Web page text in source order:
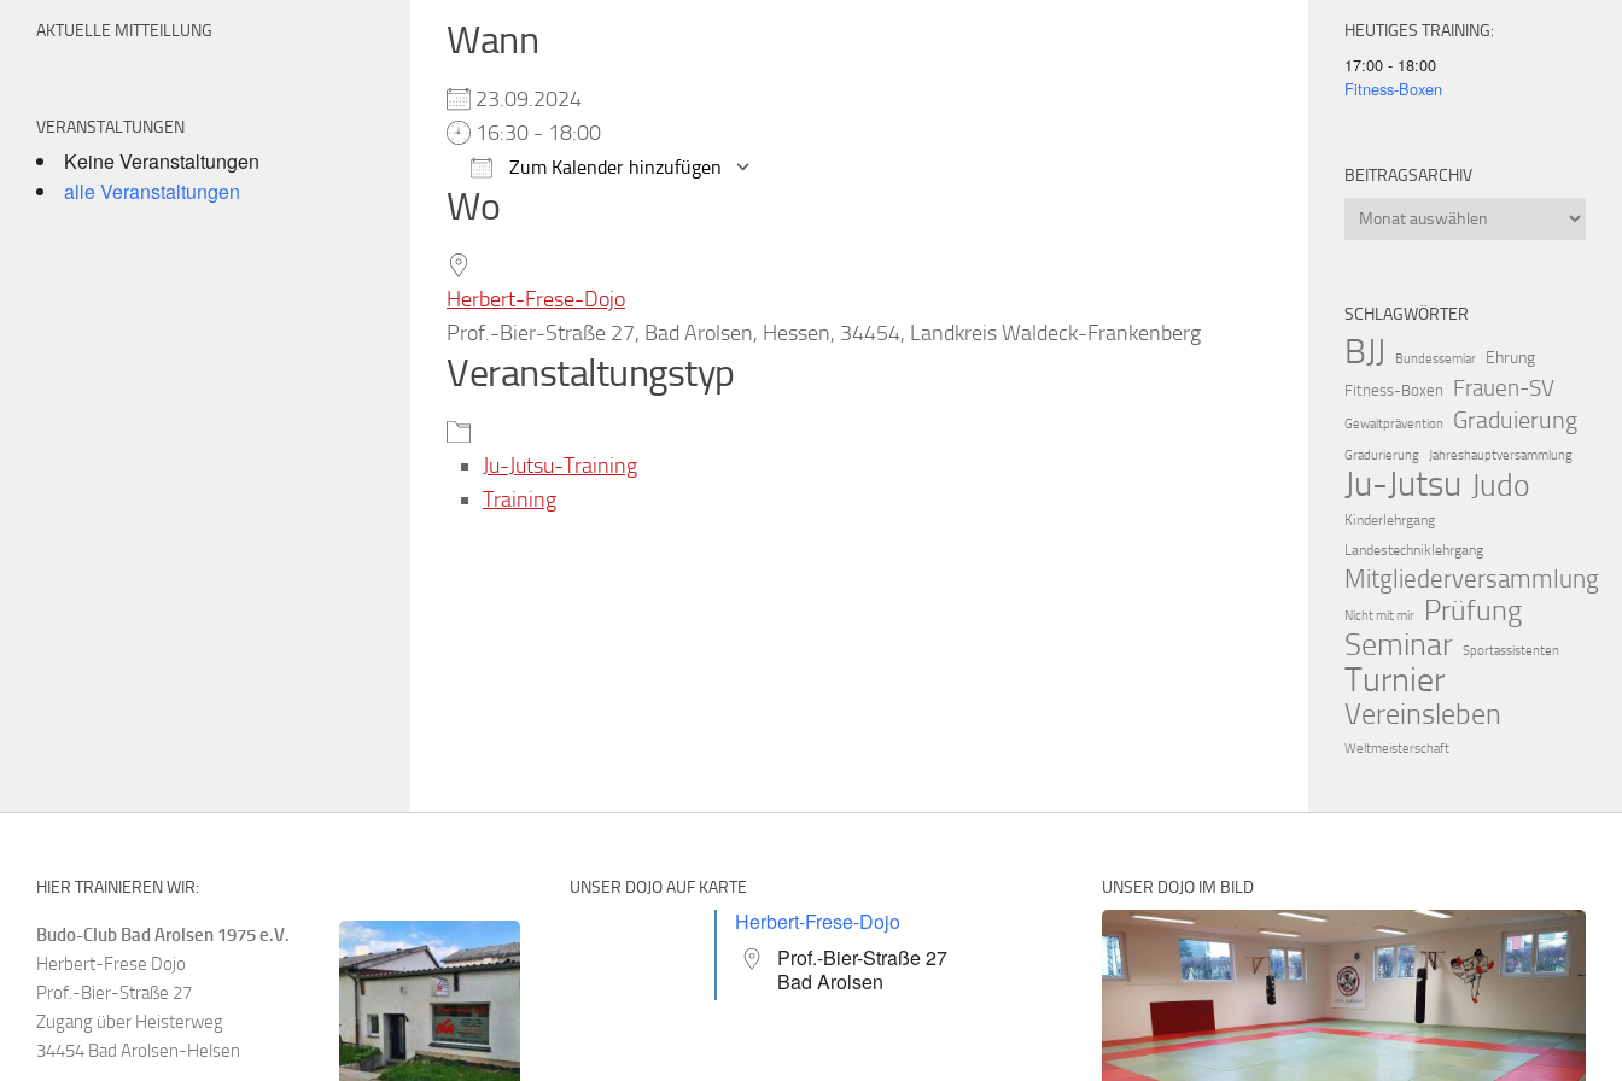
Wann
23.09.2024
16:30 - 18:00
Zum Kalender hinzufügen
ICS herunterladen
Wo
Herbert-Frese-Dojo
Prof.-Bier-Straße 27, Bad Arolsen, Hessen, 34454, Landkreis Waldeck-Frankenberg
Veranstaltungstyp
Ju-Jutsu-Training
Training
AKTUELLE MITTEILLUNG
VERANSTALTUNGEN
Keine Veranstaltungen
alle Veranstaltungen
HEUTIGES TRAINING:
17:00 - 18:00
Fitness-Boxen
BEITRAGSARCHIV
Beitragsarchiv
SCHLAGWÖRTER
BJJ Bundessemiar Ehrung
Fitness-Boxen Frauen-SV
Gewaltprävention Graduierung
Gradurierung Jahreshauptversammlung
Ju-Jutsu Judo
Kinderlehrgang
Landestechniklehrgang
Mitgliederversammlung
Nicht mit mir Prüfung
Seminar Sportassistenten
Turnier
Vereinsleben
Weltmeisterschaft
HIER TRAINIEREN WIR:
Budo-Club Bad Arolsen 1975 e.V.
Herbert-Frese Dojo
Prof.-Bier-Straße 27
Zugang über Heisterweg
34454 Bad Arolsen-Helsen
UNSER DOJO AUF KARTE
Herbert-Frese-Dojo
Prof.-Bier-Straße 27
Bad Arolsen
UNSER DOJO IM BILD